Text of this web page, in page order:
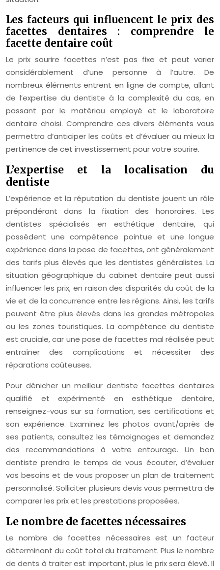
Les facteurs qui influencent le prix des
facettes dentaires : comprendre le
facette dentaire coût
Le prix sourire facettes n’est pas fixe et peut varier
considérablement d’une personne à l’autre. De
nombreux éléments entrent en ligne de compte, allant
de l’expertise du dentiste à la complexité du cas, en
passant par le matériau employé et le laboratoire
dentaire choisi. Comprendre ces divers éléments vous
permettra d’anticiper les coûts et d’évaluer au mieux la
pertinence de cet investissement pour votre sourire.
L’expertise et la localisation du
dentiste
L’expérience et la réputation du dentiste jouent un rôle
prépondérant dans la fixation des honoraires. Les
dentistes spécialisés en esthétique dentaire, qui
possèdent une compétence pointue et une longue
expérience dans la pose de facettes, ont généralement
des tarifs plus élevés que les dentistes généralistes. La
situation géographique du cabinet dentaire peut aussi
influencer les prix, en raison des disparités du coût de la
vie et de la concurrence entre les régions. Ainsi, les tarifs
peuvent être plus élevés dans les grandes métropoles
ou les zones touristiques. La compétence du dentiste
est cruciale, car une pose de facettes mal réalisée peut
entraîner des complications et nécessiter des
réparations coûteuses.
Pour dénicher un meilleur dentiste facettes dentaires
qualifié et expérimenté en esthétique dentaire,
renseignez-vous sur sa formation, ses certifications et
son expérience. Examinez les photos avant/après de
ses patients, consultez les témoignages et demandez
des recommandations à votre entourage. Un bon
dentiste prendra le temps de vous écouter, d’évaluer
vos besoins et de vous proposer un plan de traitement
personnalisé. Solliciter plusieurs devis vous permettra de
comparer les prix et les prestations proposées.
Le nombre de facettes nécessaires
Le nombre de facettes nécessaires est un facteur
déterminant du coût total du traitement. Plus le nombre
de dents à traiter est important, plus le prix sera élevé. Il